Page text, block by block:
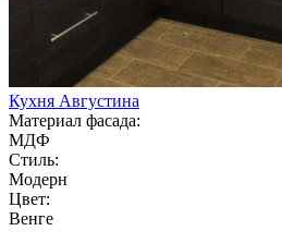
Кухня Августина
Материал фасада:
МДФ
Стиль:
Модерн
Цвет:
Венге